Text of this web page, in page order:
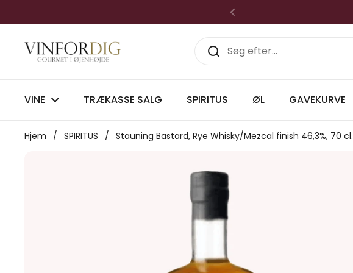
Forrige
VINE TRÆKASSE SALG SPIRITUS ØL GAVEKURVE
Hjem / SPIRITUS / Stauning Bastard, Rye Whisky/Mezcal finish 46,3%, 70 cl.